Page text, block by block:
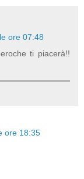
ore 07:48
ti piacerà!!
ore 18:35